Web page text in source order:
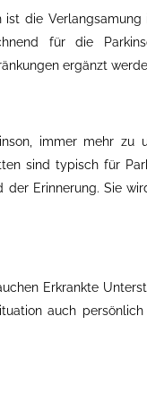
die
für die
ergänzt
immer mehr zu
sind typisch für
der Erinnerung. Sie
Erkrankte
auch persönlich